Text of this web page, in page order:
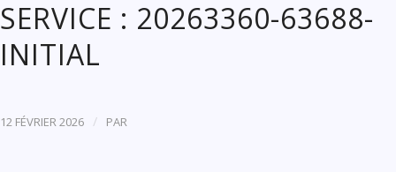
SERVICE : 20263360-63688-
INITIAL
12 FÉVRIER 2026 / PAR